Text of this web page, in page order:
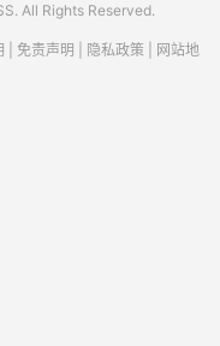
All Rights Reserved.
免责声明 隐私政策
网站地